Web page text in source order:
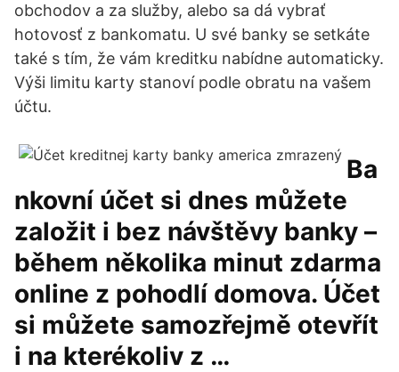
obchodov a za služby, alebo sa dá vybrať
hotovosť z bankomatu. U své banky se setkáte
také s tím, že vám kreditku nabídne automaticky.
Výši limitu karty stanoví podle obratu na vašem
účtu.
Ba
nkovní účet si dnes můžete
založit i bez návštěvy banky –
během několika minut zdarma
online z pohodlí domova. Účet
si můžete samozřejmě otevřít
i na kterékoliv z …